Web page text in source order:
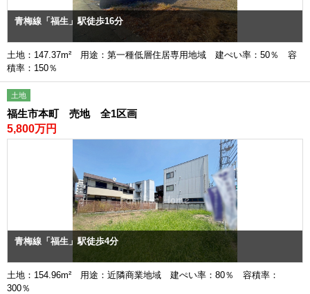
青梅線「福生」駅徒歩16分
土地：147.37m² 用途：第一種低層住居専用地域 建ぺい率：50％ 容
積率：150％
土地
福生市本町 売地 全1区画
5,800万円
青梅線「福生」駅徒歩4分
土地：154.96m² 用途：近隣商業地域 建ぺい率：80％ 容積率：
300％